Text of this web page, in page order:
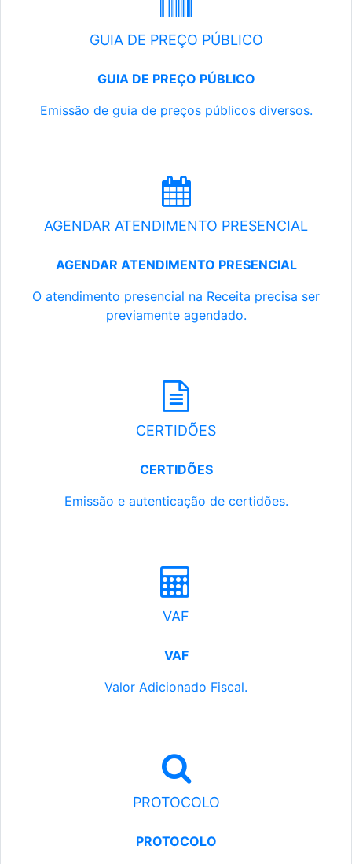
GUIA DE PREÇO PÚBLICO
GUIA DE PREÇO PÚBLICO
Emissão de guia de preços públicos diversos.
AGENDAR ATENDIMENTO PRESENCIAL
AGENDAR ATENDIMENTO PRESENCIAL
O atendimento presencial na Receita precisa ser
previamente agendado.
CERTIDÕES
CERTIDÕES
Emissão e autenticação de certidões.
VAF
VAF
Valor Adicionado Fiscal.
PROTOCOLO
PROTOCOLO